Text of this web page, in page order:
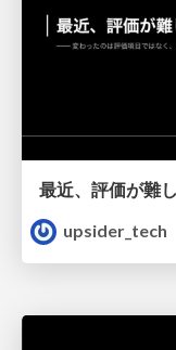
upsider_tech